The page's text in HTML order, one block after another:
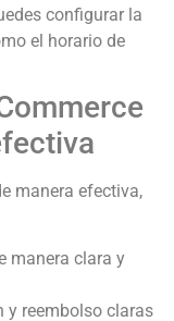
configurar la
el horario de
manera efectiva,
manera clara y
y reembolso claras